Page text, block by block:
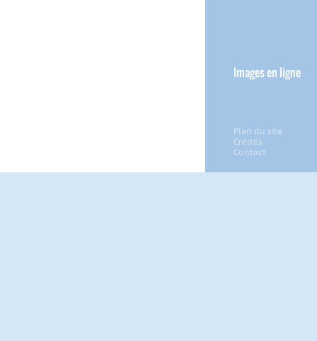
Images en ligne
Plan du site
Crédits
Contact